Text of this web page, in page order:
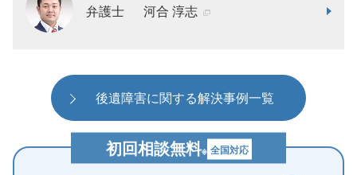
弁護士 河合 淳志
後遺障害に関する解決事例一覧
初回相談無料※ 全国対応